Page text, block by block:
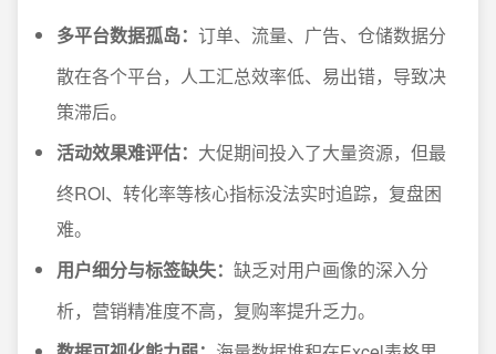
多平台数据孤岛： 订单、流量、广告、仓储数据分
散在各个平台，人工汇总效率低、易出错，导致决
策滞后。
活动效果难评估： 大促期间投入了大量资源，但最
终ROI、转化率等核心指标没法实时追踪，复盘困
难。
用户细分与标签缺失： 缺乏对用户画像的深入分
析，营销精准度不高，复购率提升乏力。